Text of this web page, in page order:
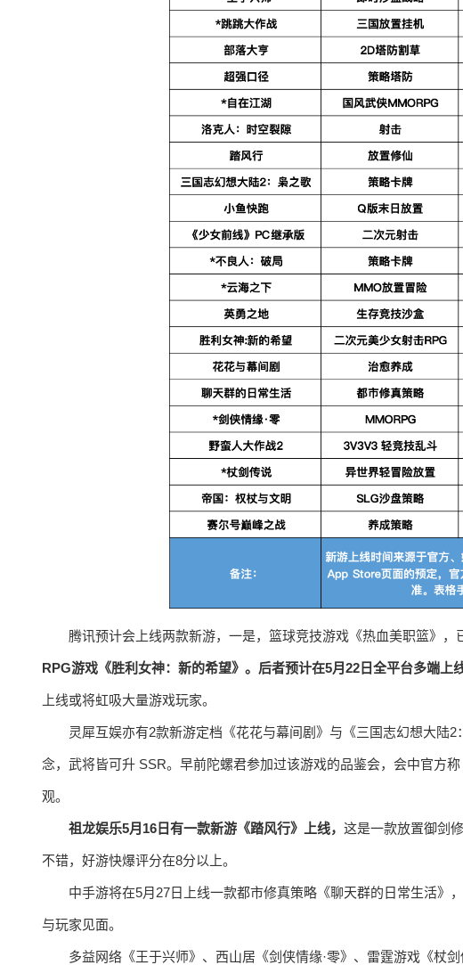
腾讯预计会上线两款新游，一是，篮球竞技游戏《热血美职篮》，
RPG游戏《胜利女神：新的希望》。后者预计在5月22日全平台多端上线
上线或将虹吸大量游戏玩家。
灵犀互娱亦有2款新游定档《花花与幕间剧》与《三国志幻想大陆
念，武将皆可升 SSR。早前陀螺君参加过该游戏的品鉴会，会中官方
观。
祖龙娱乐5月16日有一款新游《踏风行》上线， 这是一款放置御剑
不错，好游快爆评分在8分以上。
中手游将在5月27日上线一款都市修真策略《聊天群的日常生活》
与玩家见面。
多益网络《王于兴师》、西山居《剑侠情缘·零》、雷霆游戏《杖